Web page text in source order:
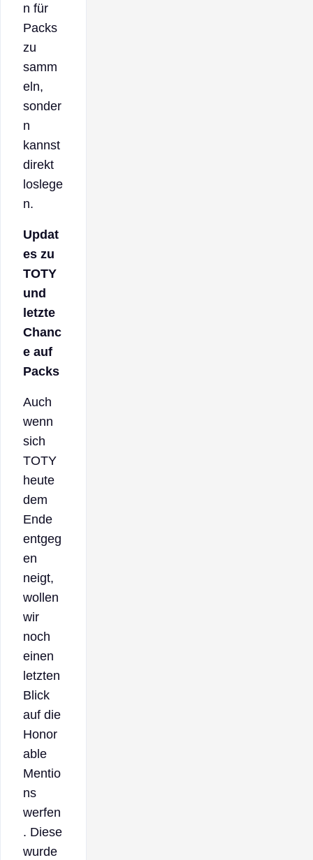
n für
Packs
zu
samm
eln,
sonder
n
kannst
direkt
loslege
n.
Updat
es zu
TOTY
und
letzte
Chanc
e auf
Packs
Auch
wenn
sich
TOTY
heute
dem
Ende
entgeg
en
neigt,
wollen
wir
noch
einen
letzten
Blick
auf die
Honor
able
Mentio
ns
werfen
. Diese
wurde